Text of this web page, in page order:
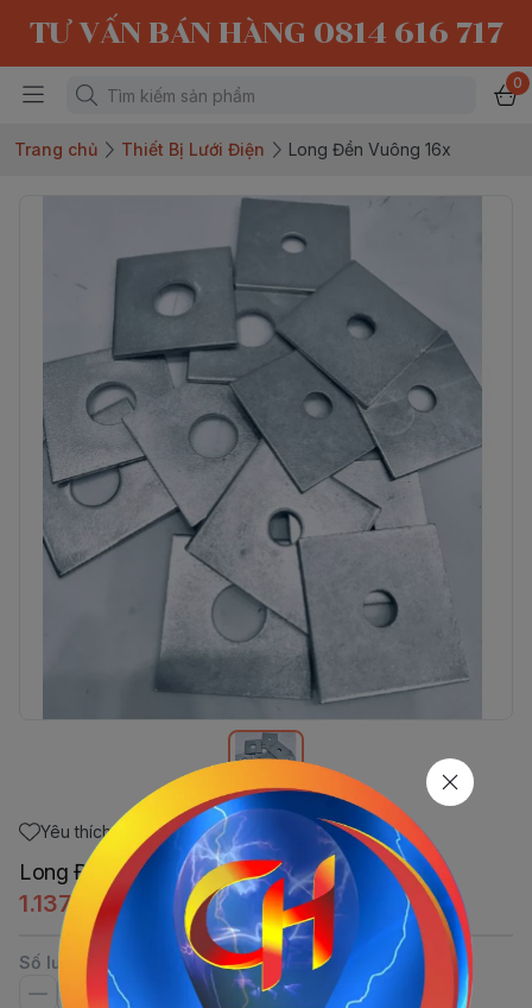
TƯ VẤN BÁN HÀNG 0814 616 717
0
Trang chủ Thiết Bị Lưới Điện Long Đền Vuông 16x
Yêu thích
Long Đền Vuông 16x
1.137,5đ
Số lượng